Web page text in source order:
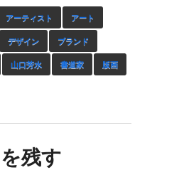
アーティスト アート
デザイン ブランド
山口芳水 書道家 版画
残す